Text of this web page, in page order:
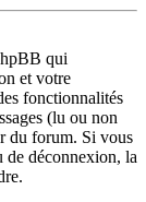
qui
et votre
fonctionnalités
(lu ou non
du forum. Si vous
de déconnexion, la